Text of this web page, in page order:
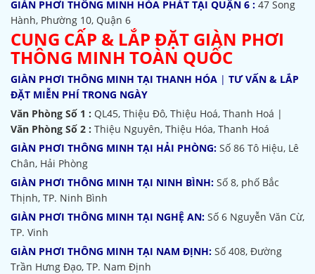
GIÀN PHƠI THÔNG MINH HÒA PHÁT TẠI QUẬN 6 : 47 Song
Hành, Phường 10, Quận 6
CUNG CẤP & LẮP ĐẶT GIÀN PHƠI
THÔNG MINH TOÀN QUỐC
GIÀN PHƠI THÔNG MINH TẠI THANH HÓA | TƯ VẤN & LẮP
ĐẶT MIỄN PHÍ TRONG NGÀY
Văn Phòng Số 1 : QL45, Thiệu Đô, Thiệu Hoá, Thanh Hoá |
Văn Phòng Số 2 : Thiệu Nguyên, Thiệu Hóa, Thanh Hoá
GIÀN PHƠI THÔNG MINH TẠI HẢI PHÒNG: Số 86 Tô Hiệu, Lê
Chân, Hải Phòng
GIÀN PHƠI THÔNG MINH TẠI NINH BÌNH: Số 8, phố Bắc
Thịnh, TP. Ninh Bình
GIÀN PHƠI THÔNG MINH TẠI NGHỆ AN: Số 6 Nguyễn Văn Cừ,
TP. Vinh
GIÀN PHƠI THÔNG MINH TẠI NAM ĐỊNH: Số 408, Đường
Trần Hưng Đạo, TP. Nam Định